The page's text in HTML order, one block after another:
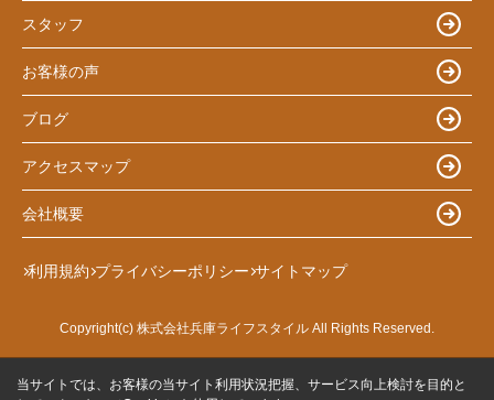
スタッフ
お客様の声
ブログ
アクセスマップ
会社概要
利用規約 プライバシーポリシー サイトマップ
Copyright(c) 株式会社兵庫ライフスタイル All Rights Reserved.
当サイトでは、お客様の当サイト利用状況把握、サービス向上検討を目的と